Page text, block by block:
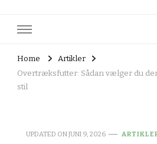
Home
Artikler
Overtræksfutter: Sådan vælger du
stil
UPDATED ONJUNI 9, 2026